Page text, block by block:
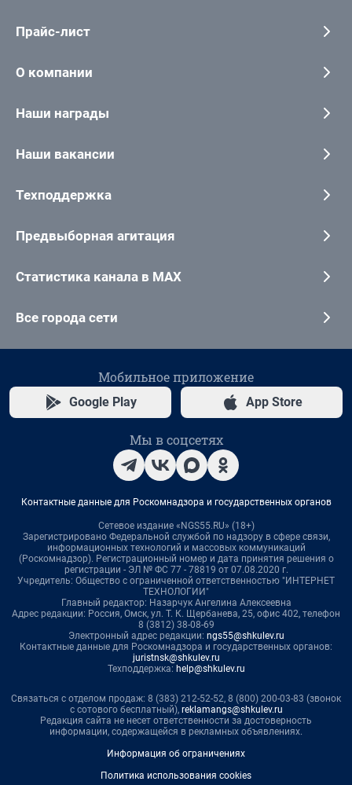
Прайс-лист
О компании
Наши награды
Наши вакансии
Техподдержка
Предвыборная агитация
Статистика канала в MAX
Все города сети
Мобильное приложение
Google Play App Store
Мы в соцсетях
Контактные данные для Роскомнадзора и государственных органов
Сетевое издание «NGS55.RU» (18+)
Зарегистрировано Федеральной службой по надзору в сфере связи,
информационных технологий и массовых коммуникаций
(Роскомнадзор). Регистрационный номер и дата принятия решения о
регистрации - ЭЛ № ФС 77 - 78819 от 07.08.2020 г.
Учредитель: Общество с ограниченной ответственностью "ИНТЕРНЕТ
ТЕХНОЛОГИИ"
Главный редактор: Назарчук Ангелина Алексеевна
Адрес редакции: Россия, Омск, ул. Т. К. Щербанева, 25, офис 402, телефон
8 (3812) 38-08-69
Электронный адрес редакции: ngs55@shkulev.ru
Контактные данные для Роскомнадзора и государственных органов:
juristnsk@shkulev.ru
Техподдержка: help@shkulev.ru
Связаться с отделом продаж: 8 (383) 212-52-52, 8 (800) 200-03-83 (звонок
с сотового бесплатный), reklamangs@shkulev.ru
Редакция сайта не несет ответственности за достоверность
информации, содержащейся в рекламных объявлениях.
Информация об ограничениях
Политика использования cookies